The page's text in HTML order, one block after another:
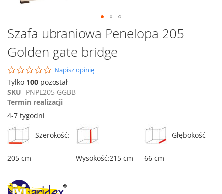
Przejdź
na
początek
galerii
Szafa ubraniowa Penelopa 205
Golden gate bridge
0.0
star
rating
Napisz opinię
Tylko 100 pozostał
SKU PNPL205-GGBB
Termin realizacji
4-7 tygodni
Szerokość:
205 cm Wysokość:215 cm
Głębokość
66 cm